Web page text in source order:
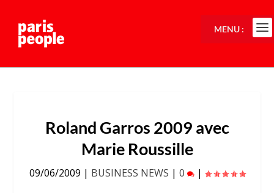
Roland Garros 2009 avec
Marie Roussille
09/06/2009 | BUSINESS NEWS | 0 |
MENU :